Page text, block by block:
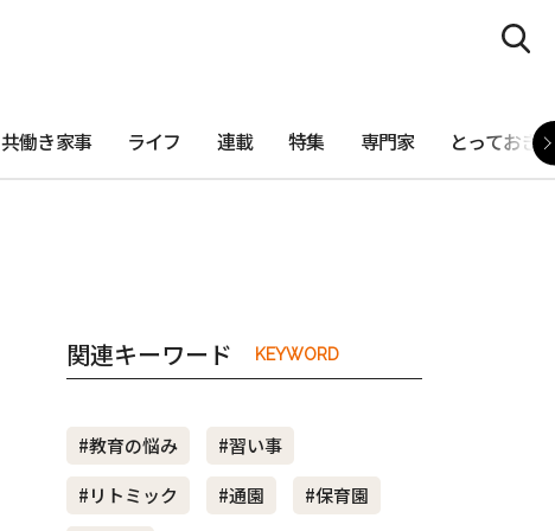
共働き家事 ライフ 連載 特集 専門家 とっておき
関連キーワード KEYWORD
#教育の悩み
#習い事
#リトミック
#通園
#保育園